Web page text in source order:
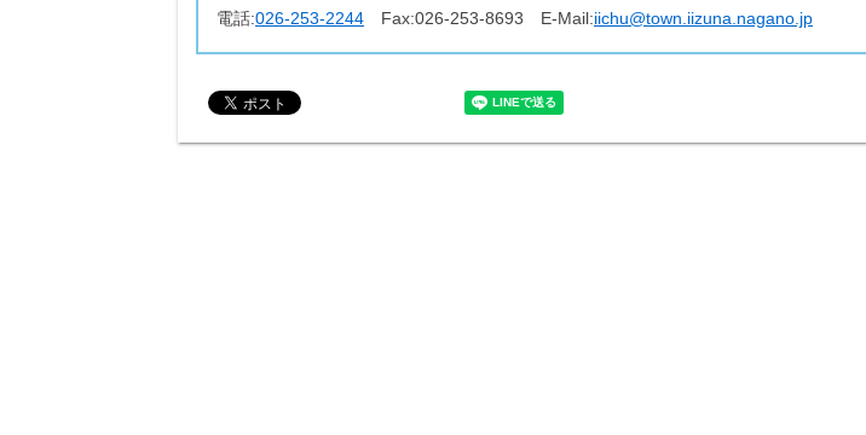
電話:026-253-2244 Fax:026-253-8693 E-Mail:iichu@town.iizuna.nagano.jp